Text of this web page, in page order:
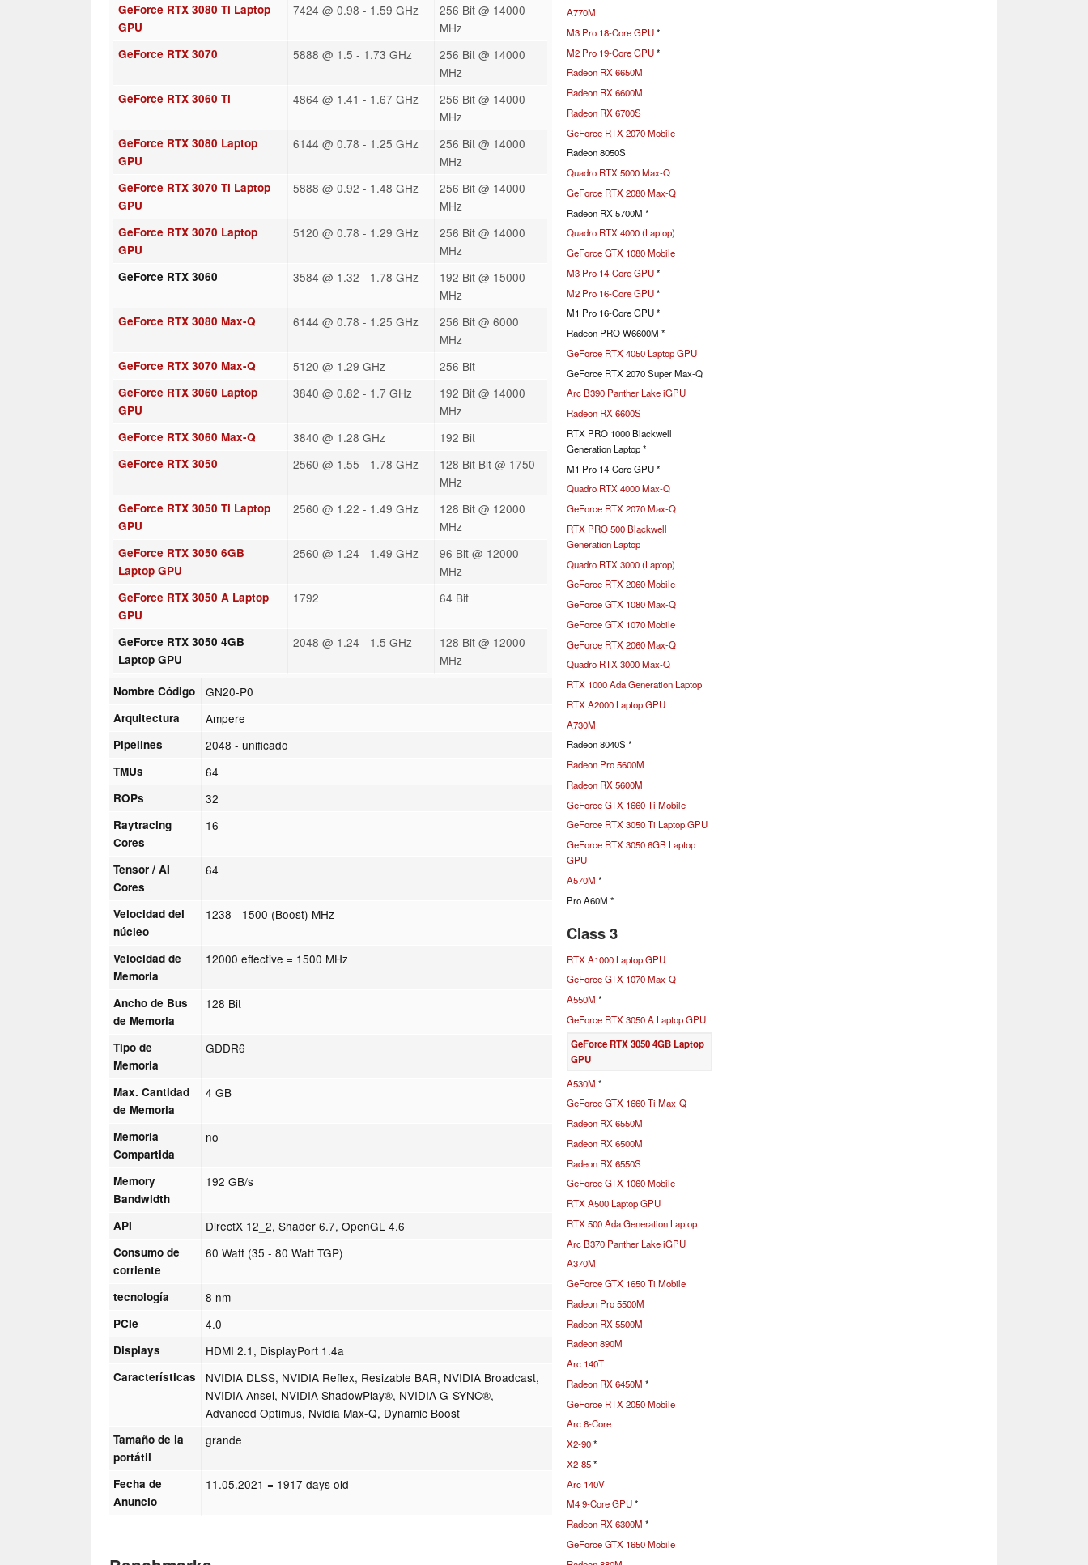
GeForce RTX 3080 Ti Laptop
GPU
7424 @ 0.98 - 1.59 GHz
256 Bit @ 14000
MHz
GeForce RTX 3070 5888 @ 1.5 - 1.73 GHz
256 Bit @ 14000
MHz
GeForce RTX 3060 Ti 4864 @ 1.41 - 1.67 GHz
256 Bit @ 14000
MHz
GeForce RTX 3080 Laptop
GPU
6144 @ 0.78 - 1.25 GHz
256 Bit @ 14000
MHz
GeForce RTX 3070 Ti Laptop
GPU
5888 @ 0.92 - 1.48 GHz
256 Bit @ 14000
MHz
GeForce RTX 3070 Laptop
GPU
5120 @ 0.78 - 1.29 GHz
256 Bit @ 14000
MHz
GeForce RTX 3060 3584 @ 1.32 - 1.78 GHz
192 Bit @ 15000
MHz
GeForce RTX 3080 Max-Q 6144 @ 0.78 - 1.25 GHz
256 Bit @ 6000
MHz
GeForce RTX 3070 Max-Q 5120 @ 1.29 GHz 256 Bit
GeForce RTX 3060 Laptop
GPU
3840 @ 0.82 - 1.7 GHz
192 Bit @ 14000
MHz
GeForce RTX 3060 Max-Q 3840 @ 1.28 GHz 192 Bit
GeForce RTX 3050 2560 @ 1.55 - 1.78 GHz
128 Bit Bit @ 1750
MHz
GeForce RTX 3050 Ti Laptop
GPU
2560 @ 1.22 - 1.49 GHz
128 Bit @ 12000
MHz
GeForce RTX 3050 6GB
Laptop GPU
2560 @ 1.24 - 1.49 GHz
96 Bit @ 12000
MHz
GeForce RTX 3050 A Laptop
GPU
1792 64 Bit
GeForce RTX 3050 4GB
Laptop GPU
2048 @ 1.24 - 1.5 GHz
128 Bit @ 12000
MHz
Nombre Código GN20-P0
Arquitectura Ampere
Pipelines 2048 - unificado
TMUs 64
ROPs 32
Raytracing
Cores
16
Tensor / AI
Cores
64
Velocidad del
núcleo
1238 - 1500 (Boost) MHz
Velocidad de
Memoria
12000 effective = 1500 MHz
Ancho de Bus
de Memoria
128 Bit
Tipo de
Memoria
GDDR6
Max. Cantidad
de Memoria
4 GB
Memoria
Compartida
no
Memory
Bandwidth
192 GB/s
API DirectX 12_2, Shader 6.7, OpenGL 4.6
Consumo de
corriente
60 Watt (35 - 80 Watt TGP)
tecnología 8 nm
PCIe 4.0
Displays HDMI 2.1, DisplayPort 1.4a
Características
NVIDIA DLSS, NVIDIA Reflex, Resizable BAR, NVIDIA Broadcast,
NVIDIA Ansel, NVIDIA ShadowPlay®, NVIDIA G-SYNC®,
Advanced Optimus, Nvidia Max-Q, Dynamic Boost
Tamaño de la
portátil
grande
Fecha de
Anuncio
11.05.2021 = 1917 days old
A770M
M3 Pro 18-Core GPU*
M2 Pro 19-Core GPU*
Radeon RX 6650M
Radeon RX 6600M
Radeon RX 6700S
GeForce RTX 2070 Mobile
Radeon 8050S
Quadro RTX 5000 Max-Q
GeForce RTX 2080 Max-Q
Radeon RX 5700M *
Quadro RTX 4000 (Laptop)
GeForce GTX 1080 Mobile
M3 Pro 14-Core GPU*
M2 Pro 16-Core GPU*
M1 Pro 16-Core GPU *
Radeon PRO W6600M *
GeForce RTX 4050 Laptop GPU
GeForce RTX 2070 Super Max-Q
Arc B390 Panther Lake iGPU
Radeon RX 6600S
RTX PRO 1000 Blackwell
Generation Laptop *
M1 Pro 14-Core GPU *
Quadro RTX 4000 Max-Q
GeForce RTX 2070 Max-Q
RTX PRO 500 Blackwell
Generation Laptop
Quadro RTX 3000 (Laptop)
GeForce RTX 2060 Mobile
GeForce GTX 1080 Max-Q
GeForce GTX 1070 Mobile
GeForce RTX 2060 Max-Q
Quadro RTX 3000 Max-Q
RTX 1000 Ada Generation Laptop
RTX A2000 Laptop GPU
A730M
Radeon 8040S *
Radeon Pro 5600M
Radeon RX 5600M
GeForce GTX 1660 Ti Mobile
GeForce RTX 3050 Ti Laptop GPU
GeForce RTX 3050 6GB Laptop
GPU
A570M *
Pro A60M *
Class 3
RTX A1000 Laptop GPU
GeForce GTX 1070 Max-Q
A550M *
GeForce RTX 3050 A Laptop GPU
GeForce RTX 3050 4GB Laptop
GPU
A530M *
GeForce GTX 1660 Ti Max-Q
Radeon RX 6550M
Radeon RX 6500M
Radeon RX 6550S
GeForce GTX 1060 Mobile
RTX A500 Laptop GPU
RTX 500 Ada Generation Laptop
Arc B370 Panther Lake iGPU
A370M
GeForce GTX 1650 Ti Mobile
Radeon Pro 5500M
Radeon RX 5500M
Radeon 890M
Arc 140T
Radeon RX 6450M *
GeForce RTX 2050 Mobile
Arc 8-Core
X2-90*
X2-85*
Arc 140V
M4 9-Core GPU*
Radeon RX 6300M *
GeForce GTX 1650 Mobile